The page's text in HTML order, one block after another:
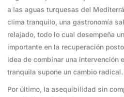
a las aguas turquesas del
clima tranquilo, una gastronomía
relajado, todo lo cual desempeña
importante en la recuperación
idea de combinar una intervención
tranquila supone un cambio radical.
Por último, la asequibilidad sin